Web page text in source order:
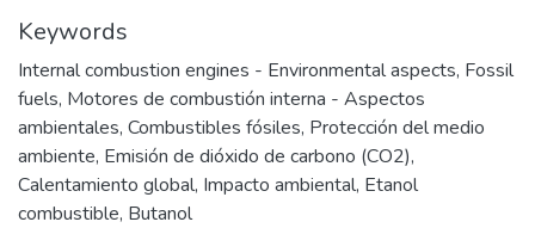
Keywords
Internal combustion engines - Environmental aspects, Fossil
fuels, Motores de combustión interna - Aspectos
ambientales, Combustibles fósiles, Protección del medio
ambiente, Emisión de dióxido de carbono (CO2),
Calentamiento global, Impacto ambiental, Etanol
combustible, Butanol